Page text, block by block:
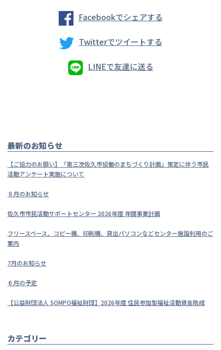
Facebookでシェアする
Twitterでツイートする
LINEで友達に送る
最新のお知らせ
【ご協力のお願い】「第三次佐久市協働のまちづくり計画」策定に伴う市民
活動アンケート実施について
８月のお知らせ
佐久市市民活動サポートセンター 2026年度 年間事業計画
フリースペース、コピー機、印刷機、貸出パソコンなどセンター施設利用のご
案内
7月のお知らせ
６月の予定
【公益財団法人 SOMPO福祉財団】2026年度 住民参加型福祉活動資金助成
カテゴリー